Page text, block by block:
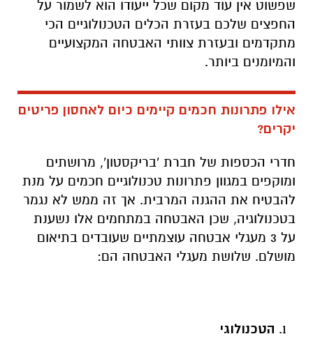
שפשוט אין עוד מקום שכל ייעודו הוא לשמור על
החפצים שלכם בעזרת הכלים הטכנולוגיים הכי
מתקדמים ובעזרת צוותי האבטחה המקצועיים
והמיומנים ביותר.
אילו פתרונות חכמים קיימים כיום לאחסון פריטים
יקרים?
חדרי הכספות של חברת 'בריקסטון', מרושתים
ומוקפים במגוון פתרונות טכנולוגיים חכמים על מנת
להבטיח את ההגנה המרבית. אך זה ממש לא נגמר
בטכנולוגיה, שכן האבטחה במתחמים אלו נשענת
על 3 מעגלי אבטחה עוצמתיים שעובדים בתיאום
מושלם. שלושת מעגלי האבטחה הם:
הטכנולוגי